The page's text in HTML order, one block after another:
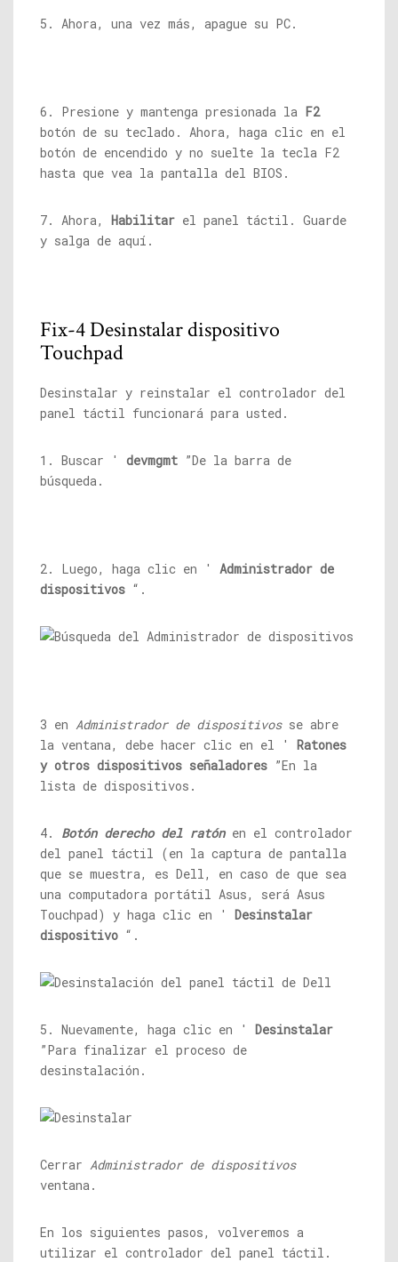
5. Ahora, una vez más, apague su PC.
6. Presione y mantenga presionada la F2
botón de su teclado. Ahora, haga clic en el
botón de encendido y no suelte la tecla F2
hasta que vea la pantalla del BIOS.
7. Ahora, Habilitar el panel táctil. Guarde
y salga de aquí.
Fix-4 Desinstalar dispositivo
Touchpad
Desinstalar y reinstalar el controlador del
panel táctil funcionará para usted.
1. Buscar ' devmgmt ”De la barra de
búsqueda.
2. Luego, haga clic en ' Administrador de
dispositivos “.
3 en Administrador de dispositivosse abre
la ventana, debe hacer clic en el ' Ratones
y otros dispositivos señaladores ”En la
lista de dispositivos.
4. Botón derecho del ratón en el controlador
del panel táctil (en la captura de pantalla
que se muestra, es Dell, en caso de que sea
una computadora portátil Asus, será Asus
Touchpad) y haga clic en ' Desinstalar
dispositivo “.
5. Nuevamente, haga clic en ' Desinstalar
”Para finalizar el proceso de
desinstalación.
Cerrar Administrador de dispositivos
ventana.
En los siguientes pasos, volveremos a
utilizar el controlador del panel táctil.